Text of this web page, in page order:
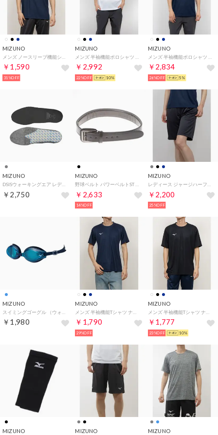
MIZUNO
￥1,590
31%OFF
MIZUNO
￥2,992
22%OFF 10%
MIZUNO
￥2,834
26%OFF 5%
MIZUNO
DSISウォーキングエア レディス【返品不可商品】 （グレー）
￥2,750
MIZUNO
野球ベルト パワーベルトST 12JY5V0209 （ブラック）
￥2,633
14%OFF
MIZUNO
レディース ジャージハーフパンツ ナビドライニットハーフパンツ(ウィメンズ)_ 32MDC39007 （チャコールグレー×シルバー）
￥2,200
25%OFF
MIZUNO
￥1,980
MIZUNO
￥1,790
29%OFF
MIZUNO
￥1,777
23%OFF 10%
MIZUNO MIZUNO MIZUNO